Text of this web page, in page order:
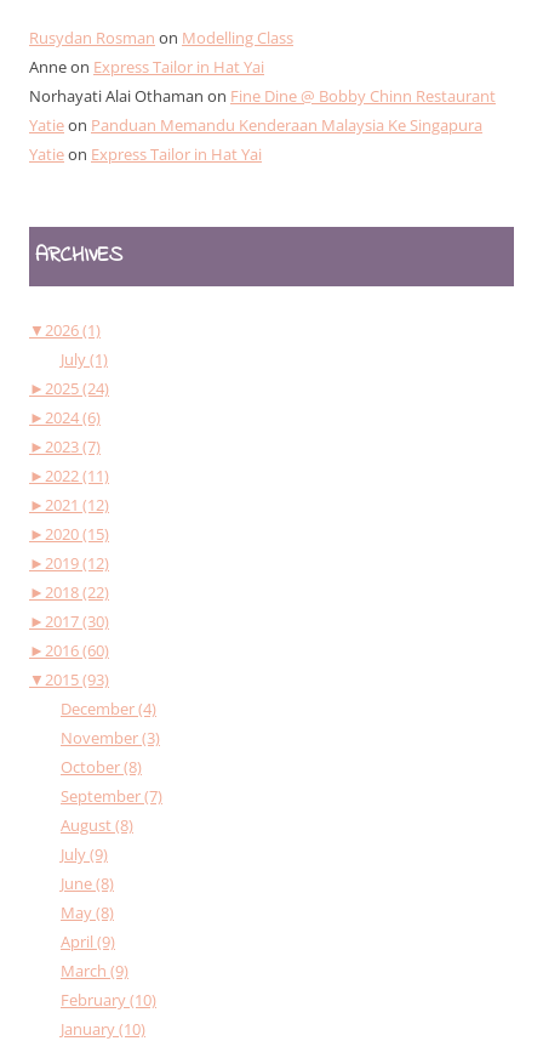
Rusydan Rosman on Modelling Class
Anneon Express Tailor in Hat Yai
Norhayati Alai Othaman on Fine Dine @ Bobby Chinn Restaurant
Yatieon Panduan Memandu Kenderaan Malaysia Ke Singapura
Yatieon Express Tailor in Hat Yai
ARCHIVES
▼2026 (1)
July (1)
►2025 (24)
►2024 (6)
►2023 (7)
►2022 (11)
►2021 (12)
►2020 (15)
►2019 (12)
►2018 (22)
►2017 (30)
►2016 (60)
▼2015 (93)
December (4)
November (3)
October (8)
September (7)
August (8)
July (9)
June (8)
May (8)
April (9)
March (9)
February (10)
January (10)